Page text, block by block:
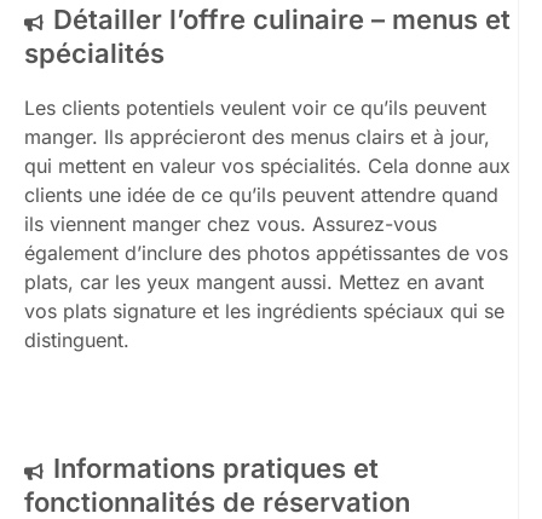
Détailler l’offre culinaire – menus et
spécialités
Les clients potentiels veulent voir ce qu’ils peuvent
manger. Ils apprécieront des menus clairs et à jour,
qui mettent en valeur vos spécialités. Cela donne aux
clients une idée de ce qu’ils peuvent attendre quand
ils viennent manger chez vous. Assurez-vous
également d’inclure des photos appétissantes de vos
plats, car les yeux mangent aussi. Mettez en avant
vos plats signature et les ingrédients spéciaux qui se
distinguent.
Informations pratiques et
fonctionnalités de réservation